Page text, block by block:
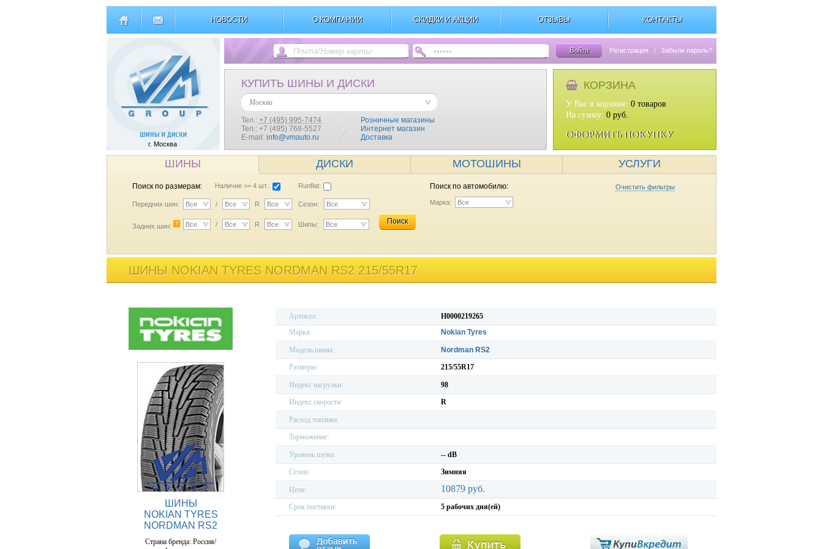
НОВОСТИ О КОМПАНИИ СКИДКИ И АКЦИИ ОТЗЫВЫ КОНТАКТЫ
г. Москва
Войти Регистрация | Забыли пароль?
КУПИТЬ ШИНЫ И ДИСКИ
Москва
Тел.: +7 (495) 995-7474
Тел.: +7 (495) 768-5527
E-mail: info@vmauto.ru
Розничные магазины
Интернет магазин
Доставка
КОРЗИНА
У Вас в корзине: 0 товаров
На сумму: 0 руб.
ОФОРМИТЬ ПОКУПКУ
ШИНЫ ДИСКИ МОТОШИНЫ УСЛУГИ
Поиск по размерам: Наличие >= 4 шт.: Runflat:
Передних шин: Все / Все R Все Сезон: Все
Задних шин: ? Все / Все R Все Шипы: Все Поиск
Поиск по автомобилю: Очистить фильтры
Марка: Все
ШИНЫ NOKIAN TYRES NORDMAN RS2 215/55R17
ШИНЫ
NOKIAN TYRES
NORDMAN RS2
Страна бренда: Россия/
Артикул:
H0000219265
Марка:
Nokian Tyres
Модель шины:
Nordman RS2
Размеры:
215/55R17
Индекс нагрузки:
98
Индекс скорости:
R
Расход топлива:
Торможение:
Уровень шума:
-- dB
Сезон:
Зимняя
Цена: 10879 руб.
Срок поставки: 5 рабочих дня(ей)